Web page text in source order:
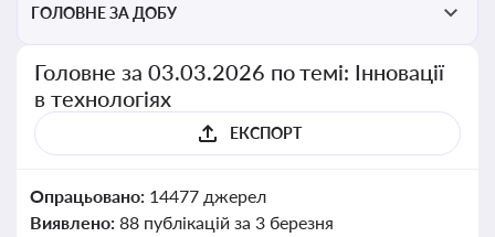
ГОЛОВНЕ ЗА ДОБУ
Головне за 03.03.2026 по темі: Інновації
в технологіях
ЕКСПОРТ
Опрацьовано: 14477 джерел
Виявлено: 88 публікацій за 3 березня